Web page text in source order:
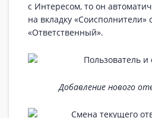
с Интересом, то он
на вкладку «Соисполнители»
«Ответственный».
Добавление нового